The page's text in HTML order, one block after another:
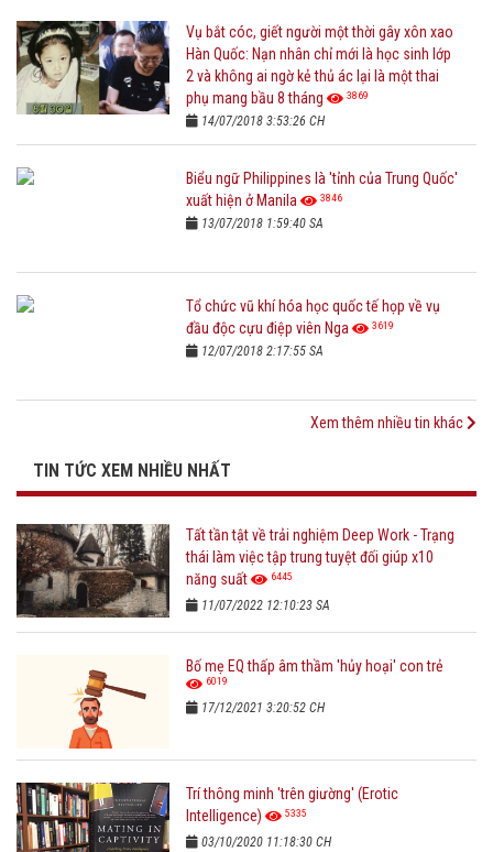
Vụ bắt cóc, giết người một thời gây xôn xao
Hàn Quốc: Nạn nhân chỉ mới là học sinh lớp
2 và không ai ngờ kẻ thủ ác lại là một thai
phụ mang bầu 8 tháng
3869
14/07/2018 3:53:26 CH
Biểu ngữ Philippines là 'tỉnh của Trung Quốc'
xuất hiện ở Manila
3846
13/07/2018 1:59:40 SA
Tổ chức vũ khí hóa học quốc tế họp về vụ
đầu độc cựu điệp viên Nga
3619
12/07/2018 2:17:55 SA
Xem thêm nhiều tin khác
TIN TỨC XEM NHIỀU NHẤT
Tất tần tật về trải nghiệm Deep Work - Trạng
thái làm việc tập trung tuyệt đối giúp x10
năng suất
6445
11/07/2022 12:10:23 SA
Bố mẹ EQ thấp âm thầm 'hủy hoại' con trẻ
6019
17/12/2021 3:20:52 CH
Trí thông minh 'trên giường' (Erotic
Intelligence)
5335
03/10/2020 11:18:30 CH